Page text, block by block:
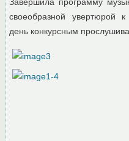
своеобразной увертюрой
день конкурсным